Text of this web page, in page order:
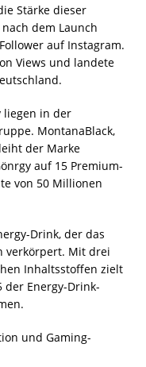
Stärke dieser
dem Launch
auf Instagram.
Views und landete
liegen in der
MontanaBlack,
der Marke
auf 15 Premium-
von 50 Millionen
Drink, der das
verkörpert. Mit drei
Inhaltsstoffen zielt
Energy-Drink-
und Gaming-